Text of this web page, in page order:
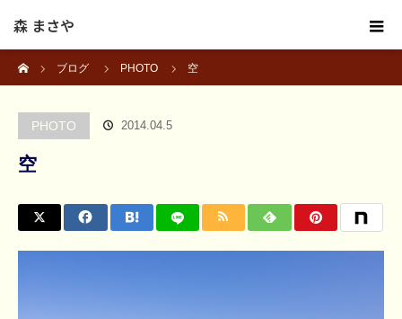
森 まさや
ブログ
PHOTO 空
PHOTO 2014.04.5
空